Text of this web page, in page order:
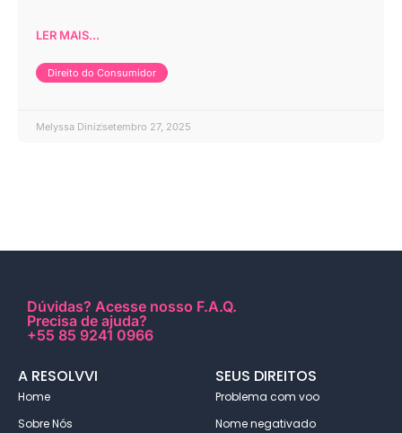
LER MAIS...
Direito do Consumidor
Melyssa Dinizsetembro 27, 2025
Dúvidas? Acesse nosso F.A.Q.
Precisa de ajuda?
+55 85 9241 0966
A RESOLVVI
Home
Sobre Nós
SEUS DIREITOS
Problema com voo
Nome negativado